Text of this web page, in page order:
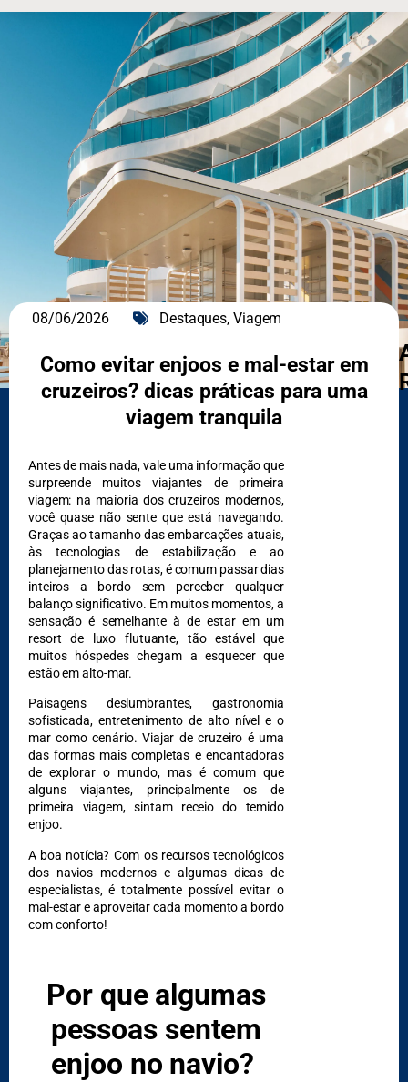
08/06/2026 Destaques, Viagem
Como evitar enjoos e mal-estar em
cruzeiros? dicas práticas para uma
viagem tranquila
Antes de mais nada, vale uma informação que
surpreende muitos viajantes de primeira
viagem: na maioria dos cruzeiros modernos,
você quase não sente que está navegando.
Graças ao tamanho das embarcações atuais,
às tecnologias de estabilização e ao
planejamento das rotas, é comum passar dias
inteiros a bordo sem perceber qualquer
balanço significativo. Em muitos momentos, a
sensação é semelhante à de estar em um
resort de luxo flutuante, tão estável que
muitos hóspedes chegam a esquecer que
estão em alto-mar.
Paisagens deslumbrantes, gastronomia
sofisticada, entretenimento de alto nível e o
mar como cenário. Viajar de cruzeiro é uma
das formas mais completas e encantadoras
de explorar o mundo, mas é comum que
alguns viajantes, principalmente os de
primeira viagem, sintam receio do temido
enjoo.
A boa notícia? Com os recursos tecnológicos
dos navios modernos e algumas dicas de
especialistas, é totalmente possível evitar o
mal-estar e aproveitar cada momento a bordo
com conforto!
Por que algumas
pessoas sentem
enjoo no navio?